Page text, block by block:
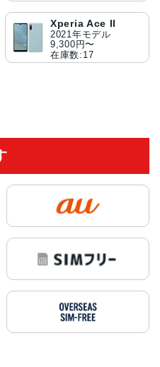
Xperia Ace II
2021年モデル
9,300円〜
在庫数:17